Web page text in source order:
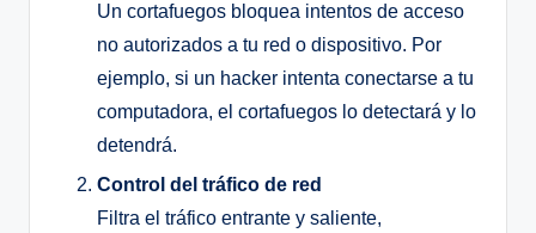
Un cortafuegos bloquea intentos de acceso
no autorizados a tu red o dispositivo. Por
ejemplo, si un hacker intenta conectarse a tu
computadora, el cortafuegos lo detectará y lo
detendrá.
Control del tráfico de red
Filtra el tráfico entrante y saliente,